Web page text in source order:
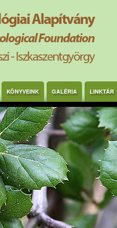
KÖNYVEINK GALÉRIA LINKTÁR